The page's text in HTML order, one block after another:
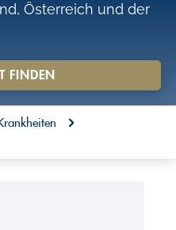
Österreich und der
FINDEN